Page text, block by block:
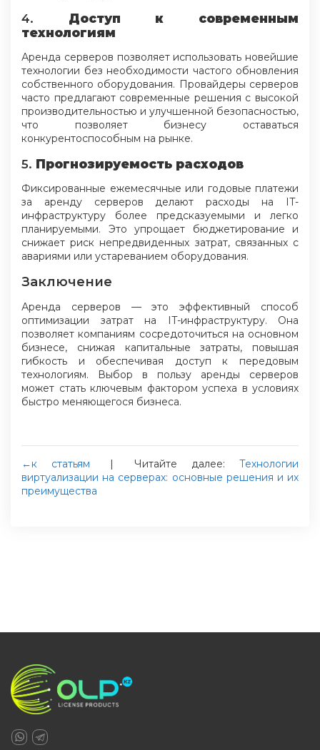
4. Доступ к современным
технологиям
Аренда серверов позволяет использовать новейшие
технологии без необходимости частого обновления
собственного оборудования. Провайдеры серверов
часто предлагают современные решения с высокой
производительностью и улучшенной безопасностью,
что позволяет бизнесу оставаться
конкурентоспособным на рынке.
5. Прогнозируемость расходов
Фиксированные ежемесячные или годовые платежи
за аренду серверов делают расходы на IT-
инфраструктуру более предсказуемыми и легко
планируемыми. Это упрощает бюджетирование и
снижает риск непредвиденных затрат, связанных с
авариями или устареванием оборудования.
Заключение
Аренда серверов — это эффективный способ
оптимизации затрат на IT-инфраструктуру. Она
позволяет компаниям сосредоточиться на основном
бизнесе, снижая капитальные затраты, повышая
гибкость и обеспечивая доступ к передовым
технологиям. Выбор в пользу аренды серверов
может стать ключевым фактором успеха в условиях
быстро меняющегося бизнеса.
←к статьям | Читайте далее:Технологии
виртуализации на серверах: основные решения и их
преимущества